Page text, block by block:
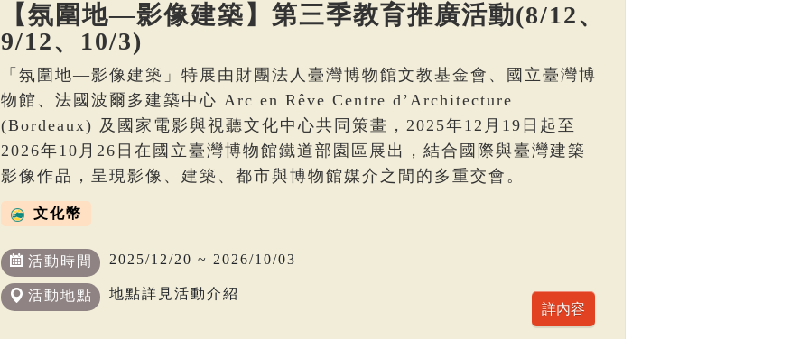
【氛圍地—影像建築】第三季教育推廣活動(8/12、
9/12、10/3)
「氛圍地—影像建築」特展由財團法人臺灣博物館文教基金會、國立臺灣博
物館、法國波爾多建築中心 Arc en Rêve Centre d’Architecture
(Bordeaux) 及國家電影與視聽文化中心共同策畫，2025年12月19日起至
2026年10月26日在國立臺灣博物館鐵道部園區展出，結合國際與臺灣建築
影像作品，呈現影像、建築、都市與博物館媒介之間的多重交會。
文化幣
活動時間 2025/12/20 ~ 2026/10/03
活動地點 地點詳見活動介紹